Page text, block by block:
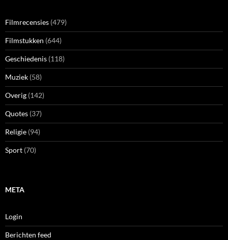
Filmrecensies (479)
Filmstukken (644)
Geschiedenis (118)
Muziek (58)
Overig (142)
Quotes (37)
Religie (94)
Sport (70)
META
Login
Berichten feed